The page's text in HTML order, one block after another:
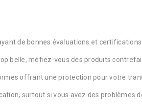
de bonnes évaluations et certifications.
belle, méfiez-vous des produits
offrant une protection pour votre
surtout si vous avez des problèmes